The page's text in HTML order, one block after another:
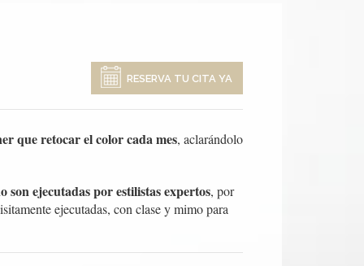
RESERVA TU CITA YA
que retocar el color cada mes, aclarándolo
ejecutadas por estilistas expertos, por
ejecutadas, con clase y mimo para